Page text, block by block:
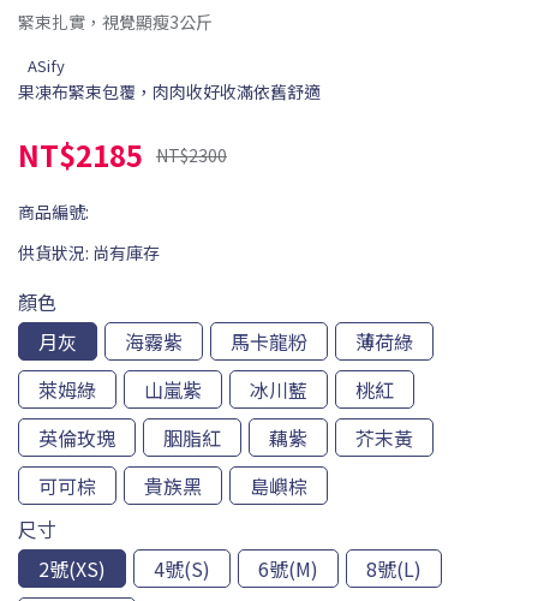
緊束扎實，視覺顯瘦3公斤
ASify
果凍布緊束包覆，肉肉收好收滿依舊舒適
NT$2185 NT$2300
商品編號:
供貨狀況: 尚有庫存
顏色
月灰
海霧紫 馬卡龍粉
薄荷綠
萊姆綠
山嵐紫 冰川藍
桃紅
英倫玫瑰
胭脂紅 藕紫
芥末黃
可可棕
貴族黑
島嶼棕
尺寸
2號(XS)
4號(S) 6號(M)
8號(L)